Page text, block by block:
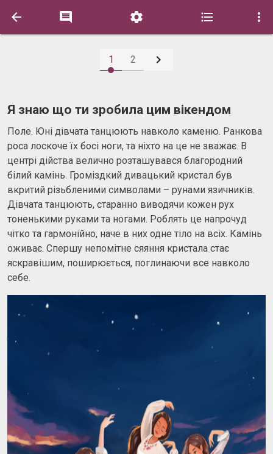
    
1 2 
Я знаю що ти зробила цим вікендом
Поле. Юні дівчата танцюють навколо каменю. Ранкова
роса лоскоче їх босі ноги, та ніхто на це не зважає. В
центрі дійства велично розташувався благородний
білий камінь. Громіздкий дивацький кристал був
вкритий різьбленими символами – рунами язичників.
Дівчата танцюють, старанно виводячи кожен рух
тоненькими руками та ногами. Роблять це напрочуд
чітко та гармонійно, наче в них одне тіло на всіх. Камінь
оживає. Спершу непомітне сяяння кристала стає
яскравішим, поширюється, поглинаючи все навколо
себе.